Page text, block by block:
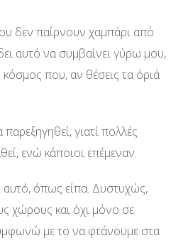
δεν παίρνουν χαμπάρι από
αυτό να συμβαίνει γύρω μου,
κόσμος που, αν θέσεις τα όριά
γιατί πολλές
ενώ κάποιοι επέμεναν.
όπως είπα. Δυστυχώς,
χώρους και όχι μόνο σε
με το να φτάνουμε στα